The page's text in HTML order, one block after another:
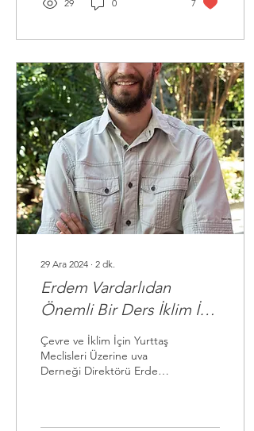
29 0 7
29 Ara 2024 ∙ 2 dk.
Erdem Vardarlıdan
Önemli Bir Ders İklim İçin
Yurttaş Meclisleri
Çevre ve İklim İçin Yurttaş
Meclisleri Üzerine uva
Derneği Direktörü Erdem